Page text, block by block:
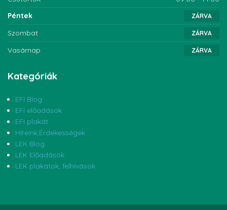
Péntek
ZÁRVA
Szombat ZÁRVA
Vasárnap ZÁRVA
Kategóriák
EFI Blog
EFI előadások
EFI plakát
Híreink,Érdekességek
LEK Blog
LEK Előadások
LEK plakátok, felhívások